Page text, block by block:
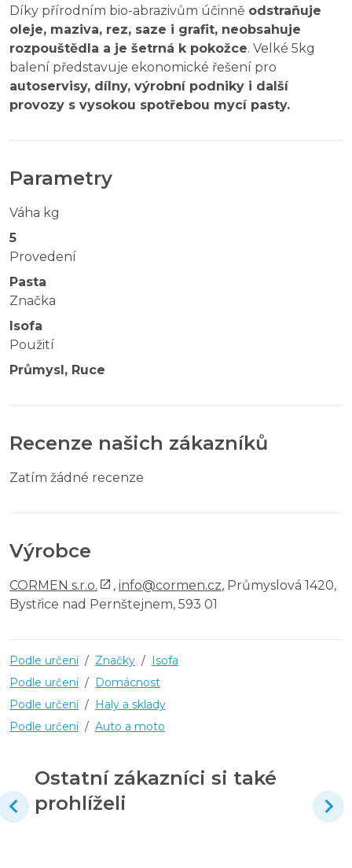
Díky přírodním bio-abrazivům účinně odstraňuje
oleje, maziva, rez, saze i grafit, neobsahuje
rozpouštědla a je šetrná k pokožce. Velké 5kg
balení představuje ekonomické řešení pro
autoservisy, dílny, výrobní podniky i další
provozy s vysokou spotřebou mycí pasty.
Parametry
Váha kg
5
Provedení
Pasta
Značka
Isofa
Použití
Průmysl, Ruce
Recenze našich zákazníků
Zatím žádné recenze
Výrobce
CORMEN s.r.o. , info@cormen.cz, Průmyslová 1420,
Bystřice nad Pernštejnem, 593 01
Podle určení / Značky / Isofa
Podle určení / Domácnost
Podle určení / Haly a sklady
Podle určení / Auto a moto
Ostatní zákazníci si také
prohlíželi